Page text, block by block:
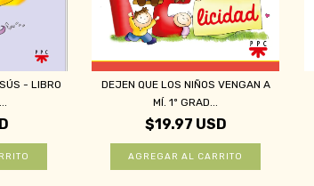
- LIBRO
DEJEN QUE LOS NIÑOS VENGAN A
MÍ. 1º GRAD...
$19.97 USD